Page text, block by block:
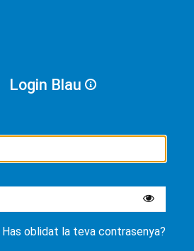
Login Blau
Has oblidat la teva contrasenya?